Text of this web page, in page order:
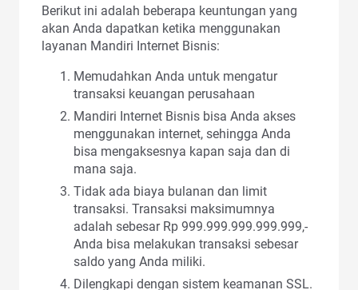
Berikut ini adalah beberapa keuntungan yang
akan Anda dapatkan ketika menggunakan
layanan Mandiri Internet Bisnis:
Memudahkan Anda untuk mengatur
transaksi keuangan perusahaan
Mandiri Internet Bisnis bisa Anda akses
menggunakan internet, sehingga Anda
bisa mengaksesnya kapan saja dan di
mana saja.
Tidak ada biaya bulanan dan limit
transaksi. Transaksi maksimumnya
adalah sebesar Rp 999.999.999.999.999,-
Anda bisa melakukan transaksi sebesar
saldo yang Anda miliki.
Dilengkapi dengan sistem keamanan SSL.